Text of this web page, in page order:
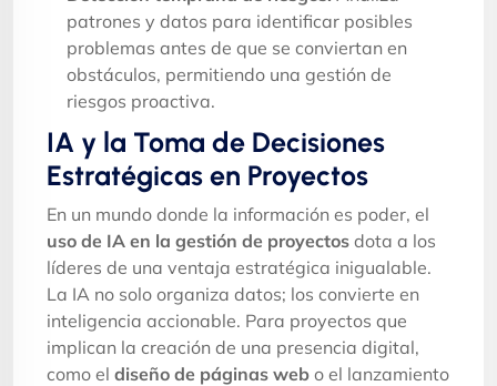
patrones y datos para identificar posibles
problemas antes de que se conviertan en
obstáculos, permitiendo una gestión de
riesgos proactiva.
IA y la Toma de Decisiones
Estratégicas en Proyectos
En un mundo donde la información es poder, el
uso de IA en la gestión de proyectos dota a los
líderes de una ventaja estratégica inigualable.
La IA no solo organiza datos; los convierte en
inteligencia accionable. Para proyectos que
implican la creación de una presencia digital,
como el diseño de páginas web o el lanzamiento